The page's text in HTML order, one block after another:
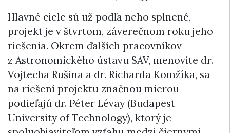
Hlavné ciele sú už podľa neho splnené,
projekt je v štvrtom, záverečnom roku jeho
riešenia. Okrem ďalších pracovníkov
z Astronomického ústavu SAV, menovite dr.
Vojtecha Rušina a dr. Richarda Komžíka, sa
na riešení projektu značnou mierou
podieľajú dr. Péter Lévay (Budapest
University of Technology), ktorý je